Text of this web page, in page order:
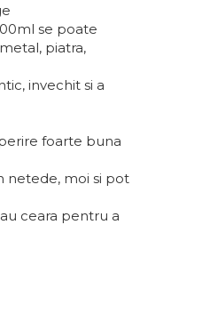
se poate
piatra,
invechit si a
foarte buna
netede, moi si pot
ceara pentru a